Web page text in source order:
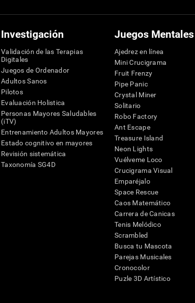
Investigación
Validación de las Terapias
Digitales
Juegos de Ordenador
Adultos Sanos
Pilotos
Evaluación Holistica
Personas Mayores Saludables
(iTV)
Entrenamiento Adultos Mayores
Estado cognitivo en mayores
Revisión sistemática
Taxonomía SG4D
Juegos Mentales
Ajedrez en línea
Mini Crucigrama
Fruit Frenzy
Pipe Panic
Crystal Miner
Solitario
Robo Factory
Ant Escape
Treasure Island
Neon Lights
Vuélveme Loco
Crucigrama Visual
Emparéjalo
Space Rescue
Caos Matemático
Carrera de Canicas
Tenis Melódico
Scrambled
Busca tu Mascota
Parejas Musicales
Cronocolor
Puzle 3D Artístico